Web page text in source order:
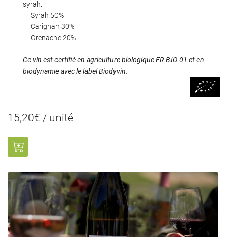
syrah.
Syrah 50%
Carignan 30%
Grenache 20%
Ce vin est certifié en agriculture biologique FR-BIO-01 et en
biodynamie avec le label Biodyvin.
15,20€ / unité